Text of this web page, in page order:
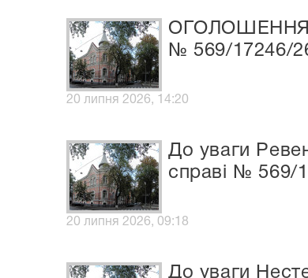
ОГОЛОШЕННЯ
№ 569/17246/
20 липня 2026, 14:20
До уваги
справі № 569/
20 липня 2026, 09:18
До уваги